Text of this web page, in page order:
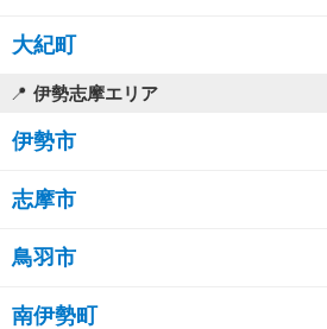
大紀町
伊勢志摩エリア
伊勢市
志摩市
鳥羽市
南伊勢町